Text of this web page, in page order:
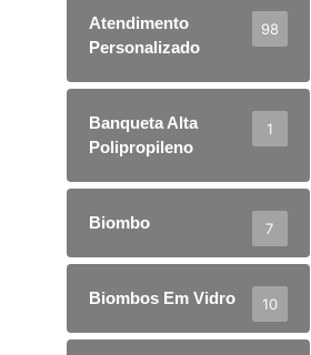
Atendimento
Personalizado
98
Banqueta Alta
Polipropileno
1
Biombo 7
Biombos Em Vidro 10